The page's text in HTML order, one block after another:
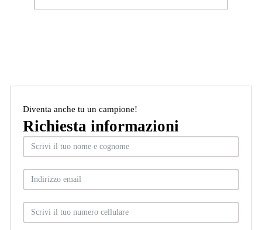
Diventa anche tu un campione!
Richiesta informazioni